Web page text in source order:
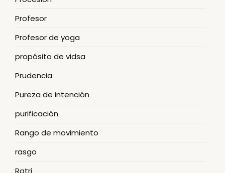
Profesor
Profesor de yoga
propósito de vidsa
Prudencia
Pureza de intención
purificación
Rango de movimiento
rasgo
Ratri